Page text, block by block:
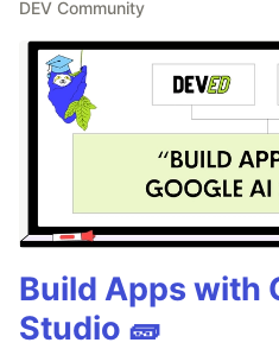
DEV Community
Build Apps with
Studio 🧱